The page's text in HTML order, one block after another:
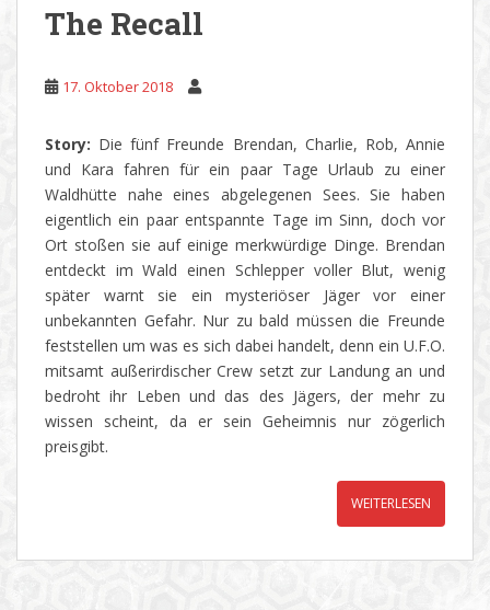
The Recall
17. Oktober 2018
Story: Die fünf Freunde Brendan, Charlie, Rob, Annie
und Kara fahren für ein paar Tage Urlaub zu einer
Waldhütte nahe eines abgelegenen Sees. Sie haben
eigentlich ein paar entspannte Tage im Sinn, doch vor
Ort stoßen sie auf einige merkwürdige Dinge. Brendan
entdeckt im Wald einen Schlepper voller Blut, wenig
später warnt sie ein mysteriöser Jäger vor einer
unbekannten Gefahr. Nur zu bald müssen die Freunde
feststellen um was es sich dabei handelt, denn ein U.F.O.
mitsamt außerirdischer Crew setzt zur Landung an und
bedroht ihr Leben und das des Jägers, der mehr zu
wissen scheint, da er sein Geheimnis nur zögerlich
preisgibt.
WEITERLESEN